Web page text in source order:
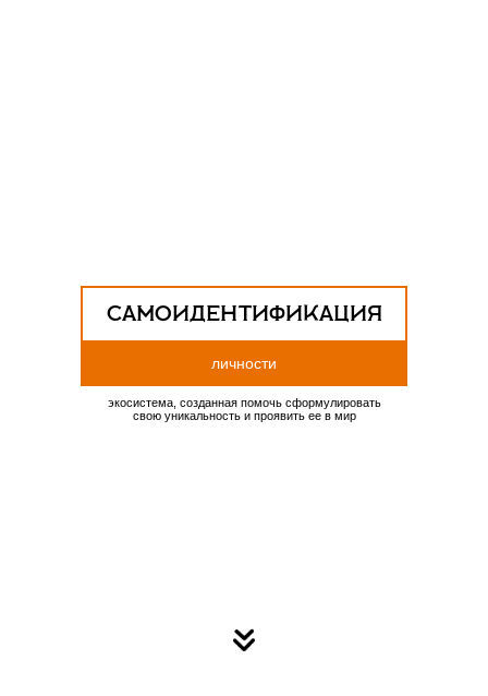
САМОИДЕНТИФИКАЦИЯ
личности
экосистема, созданная помочь сформулировать
свою уникальность и проявить ее в мир